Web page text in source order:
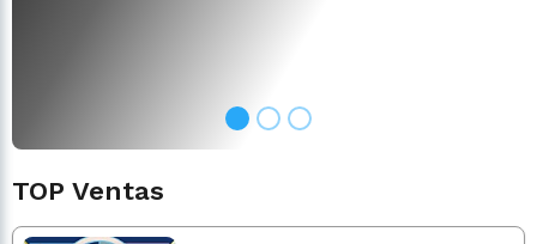
TOP Ventas